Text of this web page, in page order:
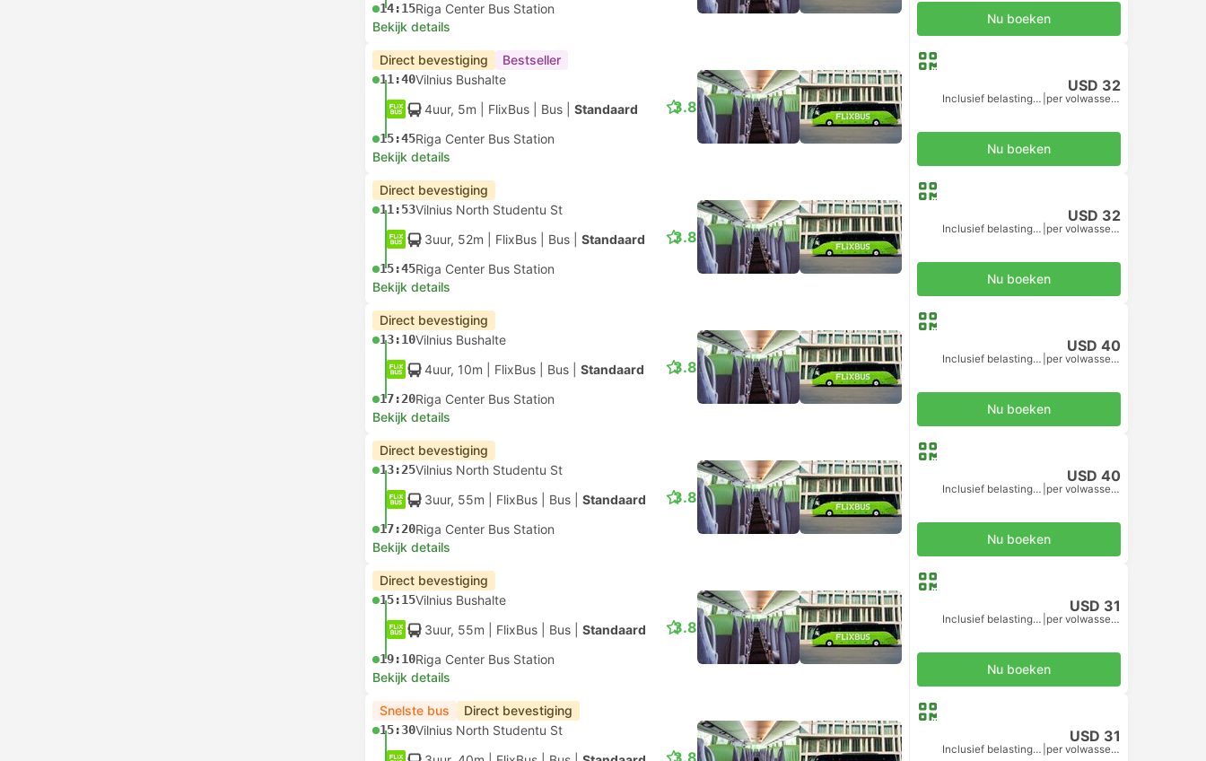
14:15Riga Center Bus Station
Bekijk details
Nu boeken
Direct bevestiging Bestseller
11:40Vilnius Bushalte
4uur, 5m | FlixBus Bus Standaard
15:45Riga Center Bus Station
3.8
Bekijk details
USD 32
Inclusief belastingen per volwassene
Nu boeken
Direct bevestiging
11:53Vilnius North Studentu St
3uur, 52m | FlixBus Bus Standaard
15:45Riga Center Bus Station
3.8
Bekijk details
USD 32
Inclusief belastingen per volwassene
Nu boeken
Direct bevestiging
13:10Vilnius Bushalte
4uur, 10m | FlixBus Bus Standaard
17:20Riga Center Bus Station
3.8
Bekijk details
USD 40
Inclusief belastingen per volwassene
Nu boeken
Direct bevestiging
13:25Vilnius North Studentu St
3uur, 55m | FlixBus Bus Standaard
17:20Riga Center Bus Station
3.8
Bekijk details
USD 40
Inclusief belastingen per volwassene
Nu boeken
Direct bevestiging
15:15Vilnius Bushalte
3uur, 55m | FlixBus Bus Standaard
19:10Riga Center Bus Station
3.8
Bekijk details
USD 31
Inclusief belastingen per volwassene
Nu boeken
Snelste bus Direct bevestiging
15:30Vilnius North Studentu St
3.8
USD 31
Inclusief belastingen per volwassene